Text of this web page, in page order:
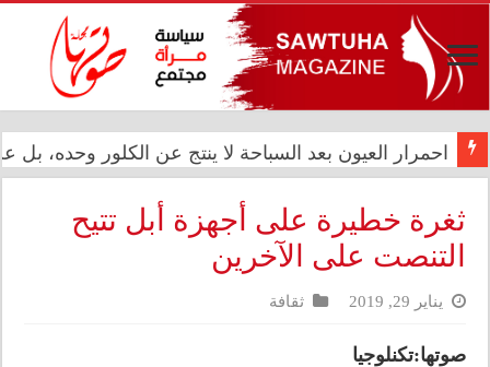
احمرار العيون بعد السباحة لا ينتج عن الكلور وحده،
المعموري تشارك في احتفال سفارة المملكة المغربية بالذكرى الـ27
ثغرة خطيرة على أجهزة أبل تتيح
التنصت على الآخرين
يناير 29, 2019 ثقافة
صوتها:تكنلوجيا